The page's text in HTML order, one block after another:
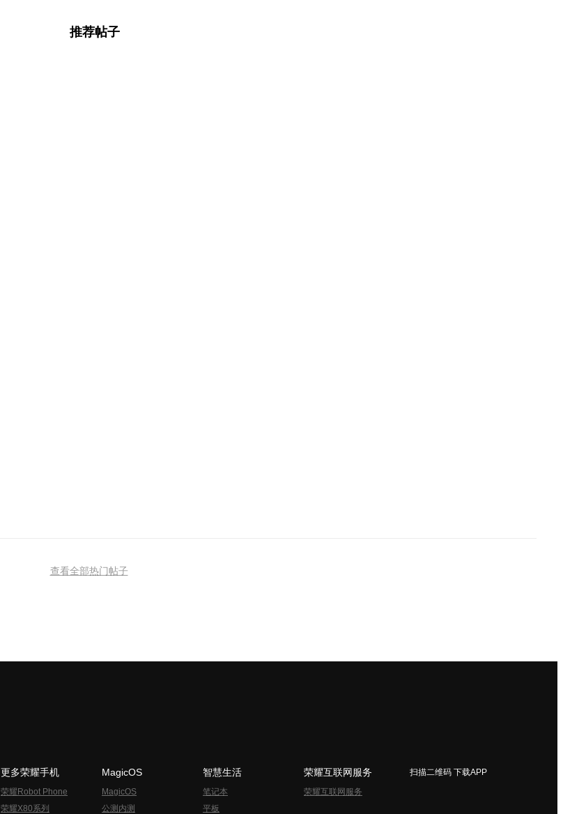
推荐帖子
查看全部热门帖子
更多荣耀手机
荣耀Robot Phone
荣耀X80系列
MagicOS
MagicOS
公测内测
智慧生活
笔记本
平板
荣耀互联网服务
荣耀互联网服务
扫描二维码 下载APP